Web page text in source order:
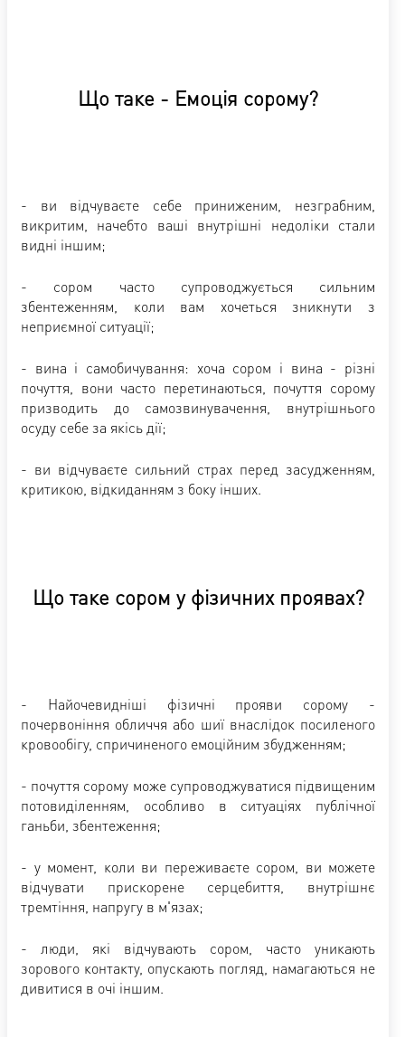
Що таке - Емоція сорому?
- ви відчуваєте себе приниженим, незграбним,
викритим, начебто ваші внутрішні недоліки стали
видні іншим;
- сором часто супроводжується сильним
збентеженням, коли вам хочеться зникнути з
неприємної ситуації;
- вина і самобичування: хоча сором і вина - різні
почуття, вони часто перетинаються, почуття сорому
призводить до самозвинувачення, внутрішнього
осуду себе за якісь дії;
- ви відчуваєте сильний страх перед засудженням,
критикою, відкиданням з боку інших.
Що таке сором у фізичних проявах?
- Найочевидніші фізичні прояви сорому -
почервоніння обличчя або шиї внаслідок посиленого
кровообігу, спричиненого емоційним збудженням;
- почуття сорому може супроводжуватися підвищеним
потовиділенням, особливо в ситуаціях публічної
ганьби, збентеження;
- у момент, коли ви переживаєте сором, ви можете
відчувати прискорене серцебиття, внутрішнє
тремтіння, напругу в м'язах;
- люди, які відчувають сором, часто уникають
зорового контакту, опускають погляд, намагаються не
дивитися в очі іншим.